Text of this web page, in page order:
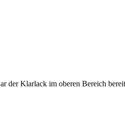
der Klarlack im oberen Bereich